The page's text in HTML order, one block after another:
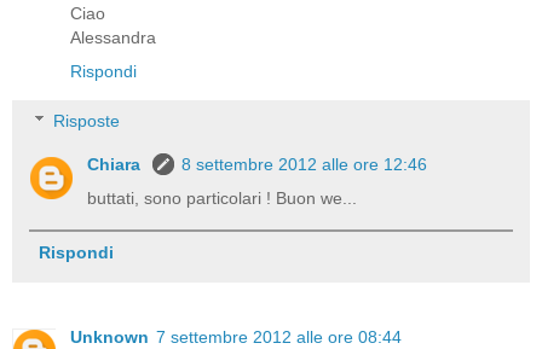
Ciao
Alessandra
Rispondi
Risposte
Chiara
8 settembre 2012 alle ore 12:46
buttati, sono particolari ! Buon we...
Rispondi
Unknown 7 settembre 2012 alle ore 08:44